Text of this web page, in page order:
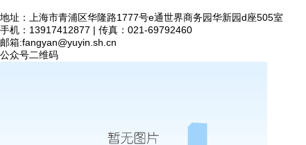
地址：上海市青浦区华隆路1777号e通世界商务园华新园d座505室
手机：13917412877 | 传真：021-69792460
邮箱:fangyan@yuyin.sh.cn
公众号二维码